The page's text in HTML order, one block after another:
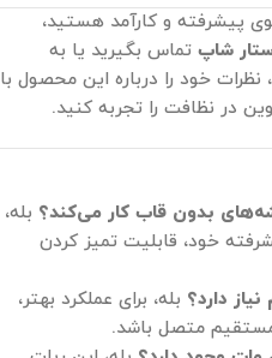
پیشرفته و کارآمد هستید،
شاپ تماس بگیرید یا به
خود را درباره این محصول با
در نظافت را تجربه کنید.
بله،
خود، قابلیت تمیز کردن
دارد؟ بله، برای عملکرد بهتر،